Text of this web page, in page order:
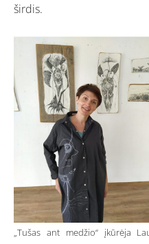
širdis.
„Tušas ant medžio“ įkūrėja